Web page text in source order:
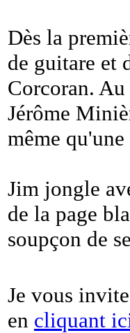
Dès la
de guitare et
Corcoran.
Jérôme
même
Jim jongle
de la page
soupçon de
Je vous
en cliquant